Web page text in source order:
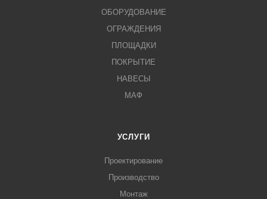
ОБОРУДОВАНИЕ
ОГРАЖДЕНИЯ
ПЛОЩАДКИ
ПОКРЫТИЕ
НАВЕСЫ
МАФ
УСЛУГИ
Проектирование
Производство
Монтаж